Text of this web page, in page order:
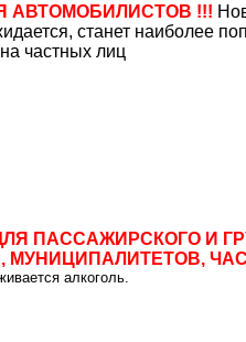
АВТОМОБИЛИСТОВ !!!
станет наиболее
частных лиц
ПАССАЖИРСКОГО И
МУНИЦИПАЛИТЕТОВ,
алкоголь.